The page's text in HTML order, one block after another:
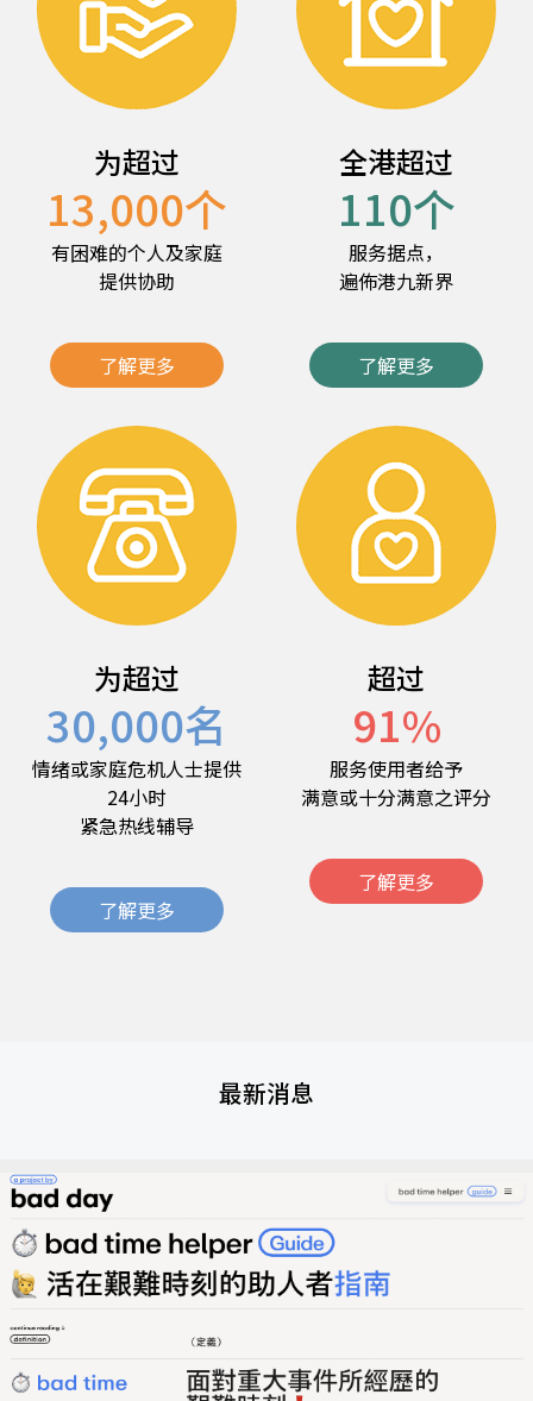
为超过
13,000个
有困难的个人及家庭
提供协助
了解更多
全港超过
110个
服务据点，
遍佈港九新界
了解更多
为超过
30,000名
情绪或家庭危机人士提供
24小时
紧急热线辅导
了解更多
超过
91%
服务使用者给予
满意或十分满意之评分
了解更多
最新消息